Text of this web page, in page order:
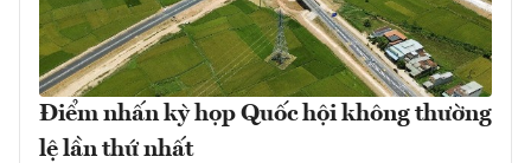
Điểm nhấn kỳ họp Quốc hội không thường
lệ lần thứ nhất